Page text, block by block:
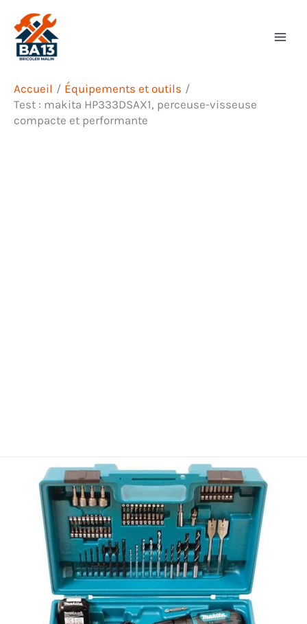
contenu
Accueil
Équipements et outils
Test : makita HP333DSAX1, perceuse-visseuse
compacte et performante
Rechercher